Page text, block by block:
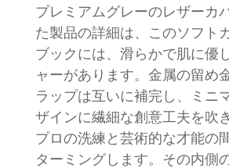
プレミアムグレーのレザーカ
た製品の詳細は、このソフト
ブックには、滑らかで肌に優
ャーがあります。金属の留め
ラップは互いに補完し、ミニ
ザインに繊細な創意工夫を吹
プロの洗練と芸術的な才能の
ターミングします。その内側